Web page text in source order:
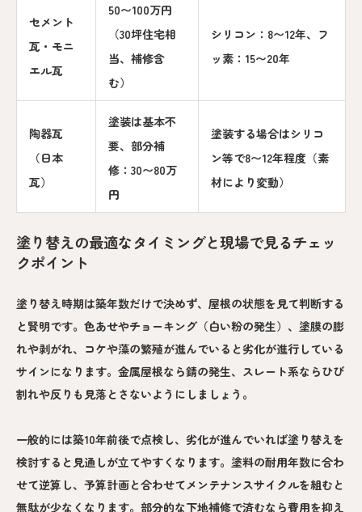
セメント
瓦・モニ
エル瓦
50〜100万円
（30坪住宅相
当、補修含
む）
シリコン：8〜12年、フ
ッ素：15〜20年
陶器瓦
（日本
瓦）
塗装は基本不
要、部分補
修：30〜80万
円
塗装する場合はシリコ
ン等で8〜12年程度（素
材により変動）
塗り替えの最適なタイミングと現場で見るチェッ
クポイント
塗り替え時期は築年数だけで決めず、屋根の状態を見て判断する
と賢明です。色あせやチョーキング（白い粉の発生）、塗膜の膨
れや剥がれ、コケや藻の繁殖が進んでいると劣化が進行している
サインになります。金属屋根なら錆の発生、スレート系ならひび
割れや反りも見落とさないようにしましょう。
一般的には築10年前後で点検し、劣化が進んでいれば塗り替えを
検討すると見通しが立てやすくなります。塗料の耐用年数に合わ
せて逆算し、予算計画と合わせてメンテナンスサイクルを組むと
無駄が少なくなります。部分的な下地補修で済むなら費用を抑え